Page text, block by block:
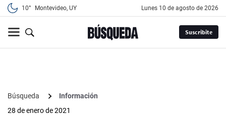
10° Montevideo, UY lunes 10 de agosto de 2026
Suscribite
Búsqueda
Información
28 de enero de 2021